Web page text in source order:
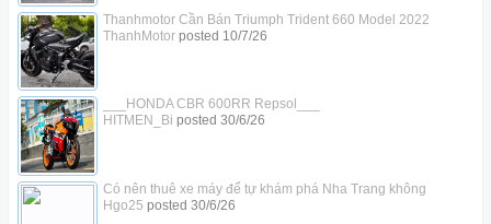
Thanhmotor Cần Bán Triumph Trident 660 Model 2022
ThanhMotorposted 10/7/26
___HONDA CBR 600RR Repsol___
HITMEN_Bi posted 30/6/26
Có nên thuê xe máy để tự khám phá Nha Trang không
Hgo25 posted 30/6/26